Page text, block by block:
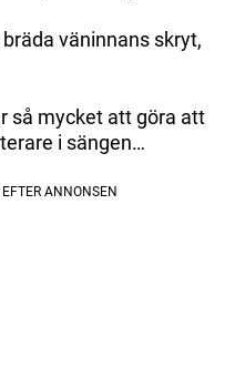
väninnans skryt,
så mycket att göra att
i sängen…